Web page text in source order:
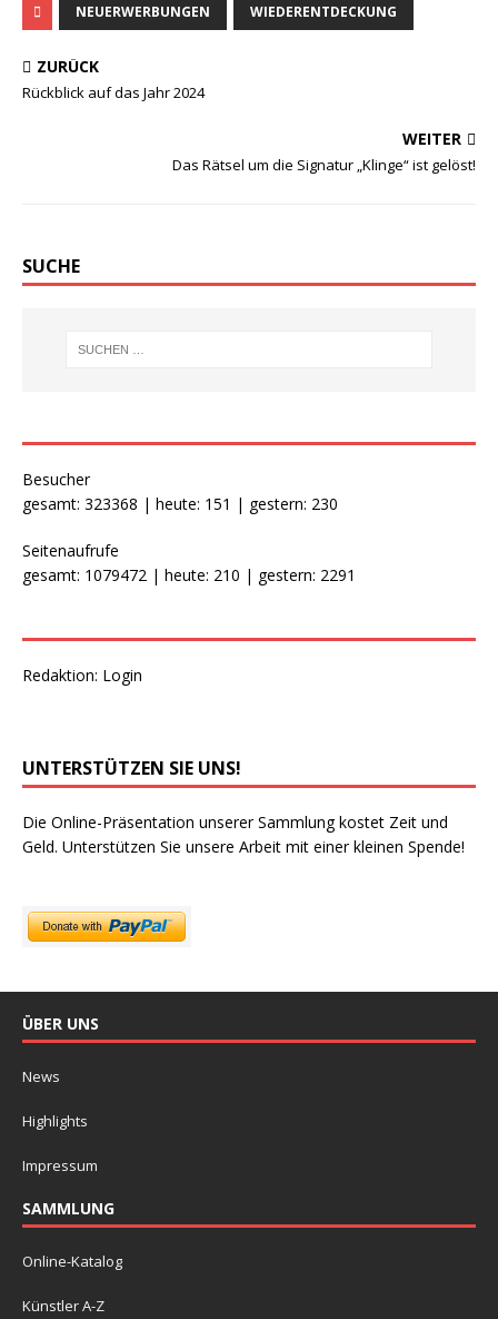
NEUERWERBUNGEN WIEDERENTDECKUNG
ZURÜCK
Rückblick auf das Jahr 2024
WEITER
Das Rätsel um die Signatur „Klinge“ ist gelöst!
SUCHE
Besucher
gesamt: 323368 | heute: 151 | gestern: 230
Seitenaufrufe
gesamt: 1079472 | heute: 210 | gestern: 2291
Redaktion: Login
UNTERSTÜTZEN SIE UNS!
Die Online-Präsentation unserer Sammlung kostet Zeit und
Geld. Unterstützen Sie unsere Arbeit mit einer kleinen Spende!
ÜBER UNS
News
Highlights
Impressum
SAMMLUNG
Online-Katalog
Künstler A-Z